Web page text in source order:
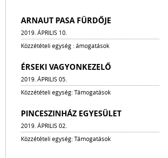
ARNAUT PASA FÜRDŐJE
2019. ÁPRILIS 10.
Közzétételi egység : ámogatások
ÉRSEKI VAGYONKEZELŐ
2019. ÁPRILIS 05.
Közzétételi egység: Támogatások
PINCESZINHÁZ EGYESÜLET
2019. ÁPRILIS 02.
Közzétételi egység: Támogatások